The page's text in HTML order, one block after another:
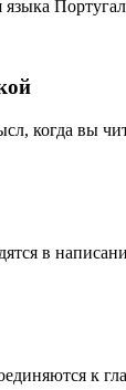
языка
когда вы
в
к